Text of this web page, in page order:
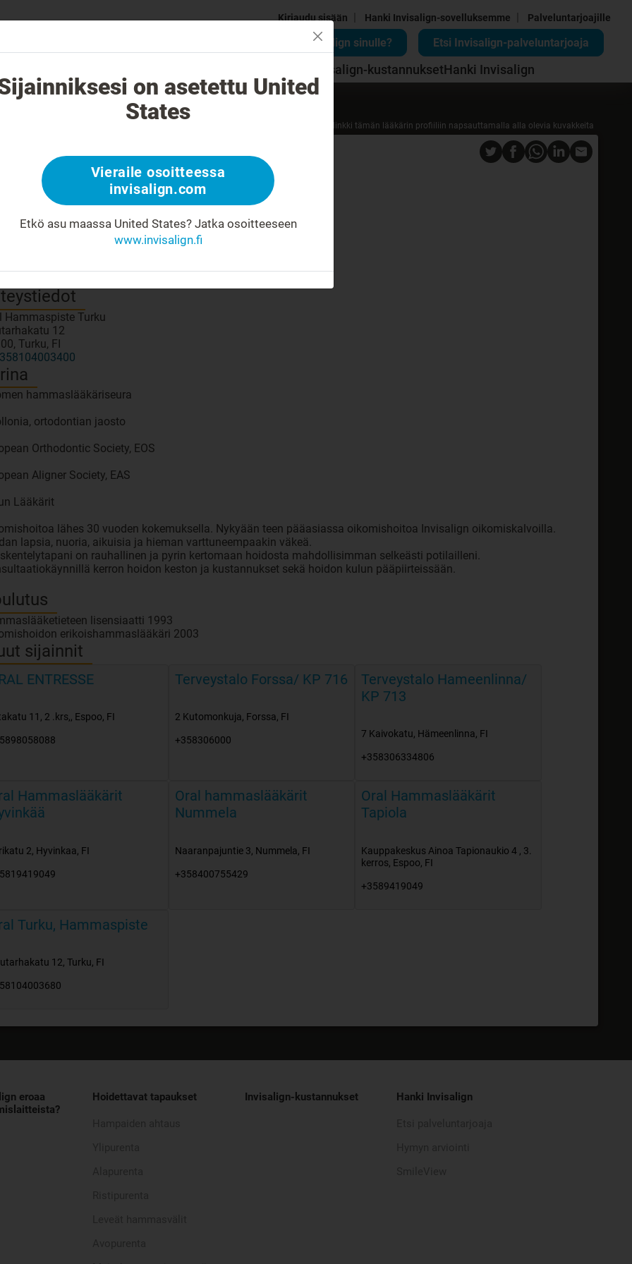
Kirjaudu sisään Hanki Invisalign-sovelluksemme Palveluntarjoajille
Sopiiko Invisalign sinulle? Etsi Invisalign-palveluntarjoaja
muista oikomislaitteista? Invisalign-kustannuksetHanki Invisalign
Jaa linkki tämän lääkärin profiiliin napsauttamalla alla olevia kuvakkeita
hammaslääkärisi
number:
Platina-eliitti Palveluntarjoaja ?
Hammaspiste Turku
12
Turku, FI
hammaslääkäriseura
ortodontian jaosto
Orthodontic Society, EOS
Aligner Society, EAS
Lääkärit
lähes 30 vuoden kokemuksella. Nykyään teen pääasiassa oikomishoitoa Invisalign oikomiskalvoilla.
lapsia, nuoria, aikuisia ja hieman varttuneempaakin väkeä.
on rauhallinen ja pyrin kertomaan hoidosta mahdollisimman selkeästi potilailleni.
kerron hoidon keston ja kustannukset sekä hoidon kulun pääpiirteissään.
lisensiaatti 1993
erikoishammaslääkäri 2003
sijainnit
ENTRESSE
11, 2 .krs,, Espoo, FI
Terveystalo Forssa/ KP 716
2 Kutomonkuja, Forssa, FI
+358306000
Terveystalo Hameenlinna/
KP 713
7 Kaivokatu, Hämeenlinna, FI
+358306334806
Hammaslääkärit
2, Hyvinkaa, FI
Oral hammaslääkärit
Nummela
Naaranpajuntie 3, Nummela, FI
+358400755429
Oral Hammaslääkärit
Tapiola
Kauppakeskus Ainoa Tapionaukio 4 , 3.
kerros, Espoo, FI
+3589419049
Turku, Hammaspiste
12, Turku, FI
eroaa
Hoidettavat tapaukset Invisalign-kustannukset Hanki Invisalign
on asetettu United
States
Vieraile osoitteessa
invisalign.com
Etkö asu maassa United States? Jatka osoitteeseen
www.invisalign.fi